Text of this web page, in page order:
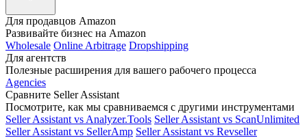
Для продавцов Amazon
Развивайте бизнес на Amazon
Wholesale Online Arbitrage Dropshipping
Для агентств
Полезные расширения для вашего рабочего процесса
Agencies
Сравните Seller Assistant
Посмотрите, как мы сравниваемся с другими инструментами
Seller Assistant vs Analyzer.Tools Seller Assistant vs ScanUnlimited
Seller Assistant vs SellerAmp Seller Assistant vs Revseller